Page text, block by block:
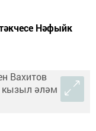
Нәфыйк